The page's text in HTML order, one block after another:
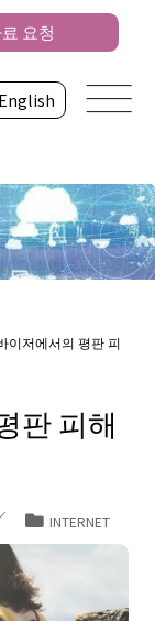
English
요청
이저에서의 평판 피
판 피해
INTERNET